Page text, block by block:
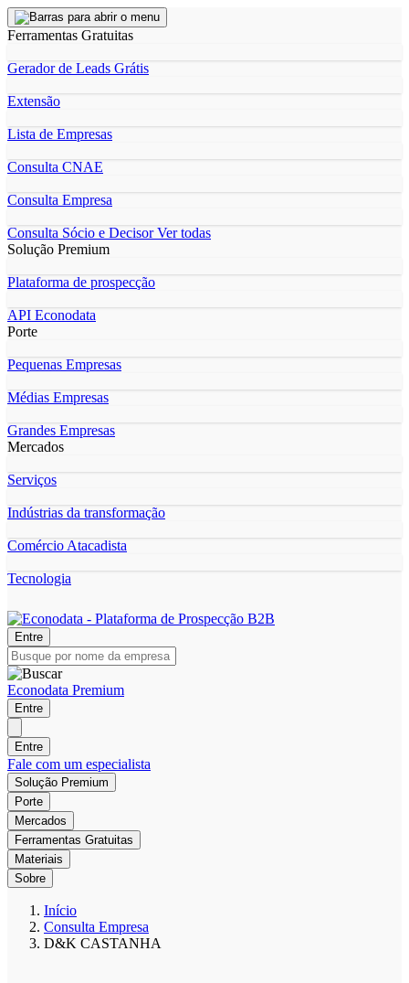
Ferramentas Gratuitas
Gerador de Leads Grátis
Extensão
Lista de Empresas
Consulta CNAE
Consulta Empresa
Consulta Sócio e DecisorVer todas
Solução Premium
Plataforma de prospecção
API Econodata
Porte
Pequenas Empresas
Médias Empresas
Grandes Empresas
Mercados
Serviços
Indústrias da transformação
Comércio Atacadista
Tecnologia
Entre
Econodata Premium
Entre
Entre
Fale com um especialista
Solução Premium
Porte
Mercados
Ferramentas Gratuitas
Materiais
Sobre
Início
Consulta Empresa
D&K CASTANHA